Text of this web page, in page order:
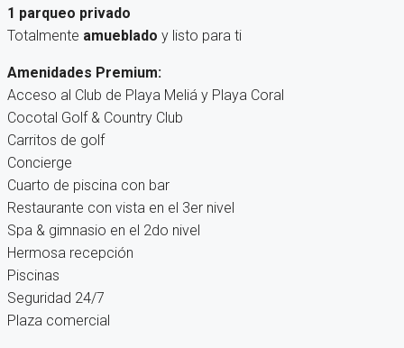
1 parqueo privado
Totalmente amueblado y listo para ti
Amenidades Premium:
Acceso al Club de Playa Meliá y Playa Coral
Cocotal Golf & Country Club
Carritos de golf
Concierge
Cuarto de piscina con bar
Restaurante con vista en el 3er nivel
Spa & gimnasio en el 2do nivel
Hermosa recepción
Piscinas
Seguridad 24/7
Plaza comercial